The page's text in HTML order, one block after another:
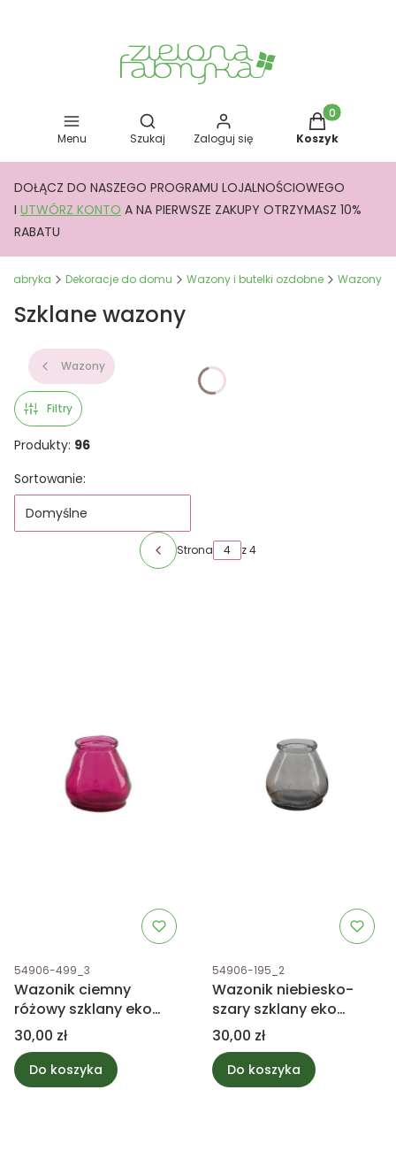
Menu
Otwórz wyszukiwarkę
Szukaj Zaloguj się
Produkty w
Koszyk
DOŁĄCZ DO NASZEGO PROGRAMU LOJALNOŚCIOWEGO
I UTWÓRZ KONTO A NA PIERWSZE ZAKUPY OTRZYMASZ 10%
RABATU
Fabryka Dekoracje do domu Wazony i butelki ozdobne Wazony
Szklane wazony
Wazony
Filtry
Produkty: 96
Lista produktów
Sortowanie:
Domyślne
Poprzednie produkty
Strona z 4
Kod produktu
54906-499_3
Wazonik ciemny
różowy szklany eko
10x10cm
Cena
30,00 zł
Do koszyka
Kod produktu
54906-195_2
Wazonik niebiesko-
szary szklany eko
10x10cm
Cena
30,00 zł
Do koszyka